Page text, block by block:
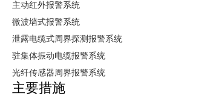
主动红外报警系统
微波墙式报警系统
泄露电缆式周界探测报警系统
驻集体振动电缆报警系统
光纤传感器周界报警系统
主要措施